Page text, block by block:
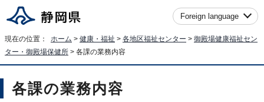
Foreign language
現在の位置： ホーム > 健康・福祉 > 各地区福祉センター > 御殿場健康福祉セン
ター・御殿場保健所 > 各課の業務内容
各課の業務内容